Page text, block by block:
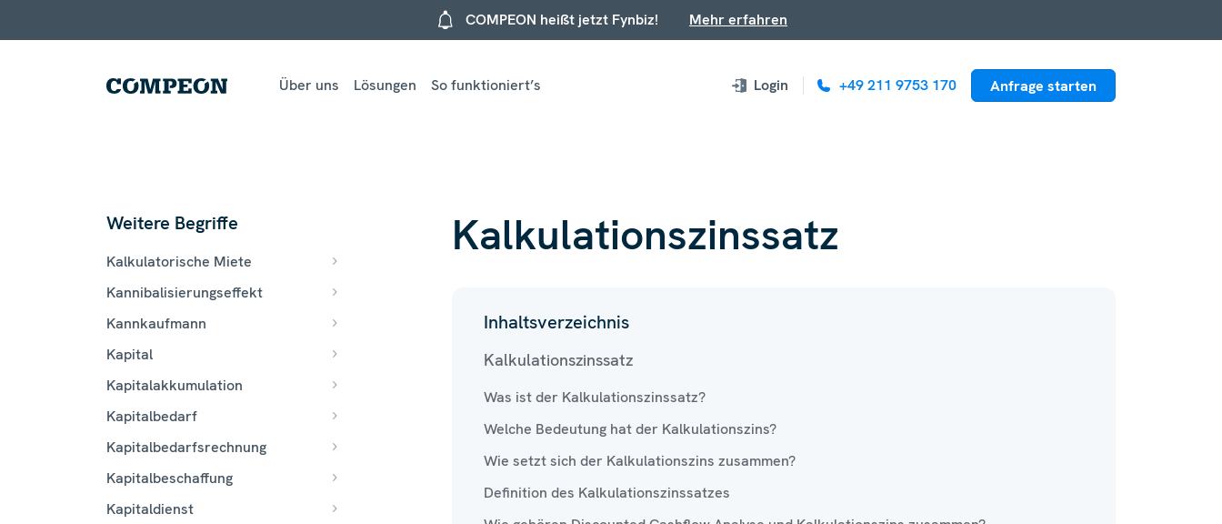
COMPEON heißt jetzt Fynbiz! Mehr erfahren
Über uns Lösungen So funktioniert’s Login +49 211 9753 170 Anfrage starten
Weitere Begriffe
Kalkulatorische Miete
Kannibalisierungseffekt
Kannkaufmann
Kapital
Kapitalakkumulation
Kapitalbedarf
Kapitalbedarfsrechnung
Kapitalbeschaffung
Kapitaldienst
Kalkulationszinssatz
Inhaltsverzeichnis
Kalkulationszinssatz
Was ist der Kalkulationszinssatz?
Welche Bedeutung hat der Kalkulationszins?
Wie setzt sich der Kalkulationszins zusammen?
Definition des Kalkulationszinssatzes